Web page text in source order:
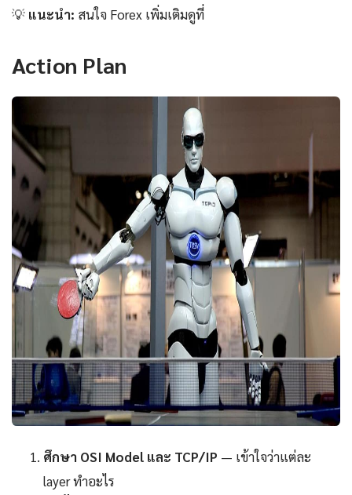
💡 แนะนำ: สนใจ Forex เพิ่มเติมดูที่
Action Plan
ศึกษา OSI Model และ TCP/IP — เข้าใจว่าแต่ละ
layer ทำอะไร